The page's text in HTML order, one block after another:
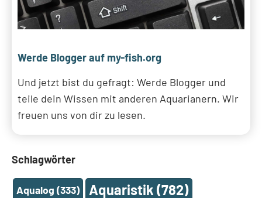
Werde Blogger auf my-fish.org
Und jetzt bist du gefragt: Werde Blogger und
teile dein Wissen mit anderen Aquarianern. Wir
freuen uns von dir zu lesen.
Schlagwörter
Aqualog (333) Aquaristik (782)